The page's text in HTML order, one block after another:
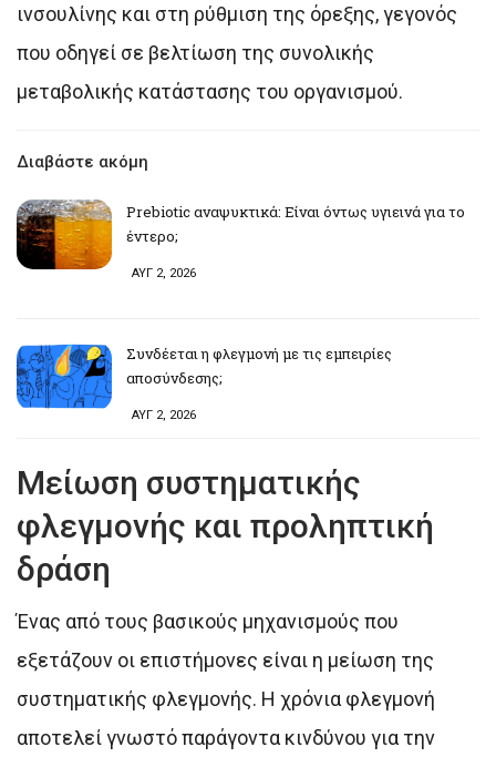
ινσουλίνης και στη ρύθμιση της όρεξης, γεγονός
που οδηγεί σε βελτίωση της συνολικής
μεταβολικής κατάστασης του οργανισμού.
Διαβάστε ακόμη
Prebiotic αναψυκτικά: Είναι όντως υγιεινά για το
έντερο;
ΑΥΓ 2, 2026
Συνδέεται η φλεγμονή με τις εμπειρίες
αποσύνδεσης;
ΑΥΓ 2, 2026
Μείωση συστηματικής
φλεγμονής και προληπτική
δράση
Ένας από τους βασικούς μηχανισμούς που
εξετάζουν οι επιστήμονες είναι η μείωση της
συστηματικής φλεγμονής. Η χρόνια φλεγμονή
αποτελεί γνωστό παράγοντα κινδύνου για την